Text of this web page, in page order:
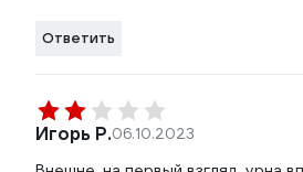
Ответить
Игорь Р.06.10.2023